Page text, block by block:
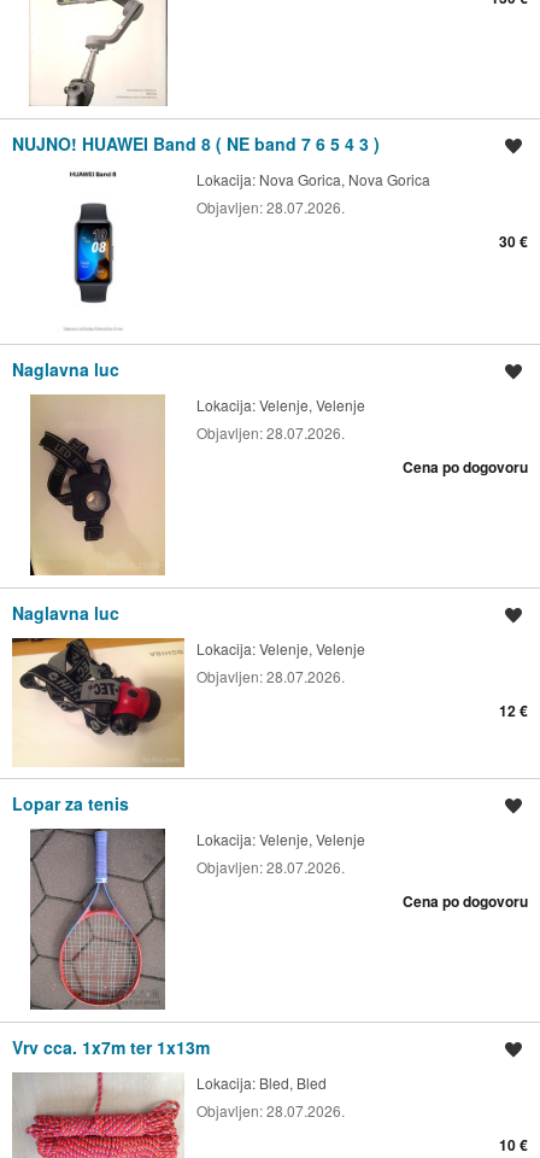
NUJNO! HUAWEI Band 8 ( NE band 7 6 5 4 3 )
Lokacija: Nova Gorica, Nova Gorica
Objavljen:28.07.2026.
30 €
Naglavna luc
Lokacija:Velenje, Velenje
Objavljen:28.07.2026.
Cena po dogovoru
Naglavna luc
Lokacija:Velenje, Velenje
Objavljen:28.07.2026.
12 €
Lopar za tenis
Lokacija:Velenje, Velenje
Objavljen:28.07.2026.
Cena po dogovoru
Vrv cca. 1x7m ter 1x13m
Lokacija: Bled, Bled
Objavljen:28.07.2026.
10 €